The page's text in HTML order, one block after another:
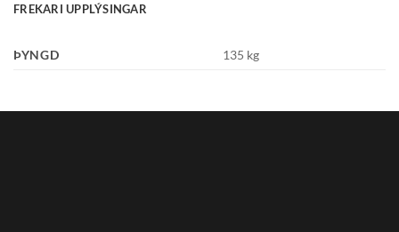
FREKARI UPPLÝSINGAR
ÞYNGD 135 kg